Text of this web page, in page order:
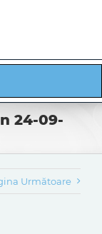
24-09-
Următoare